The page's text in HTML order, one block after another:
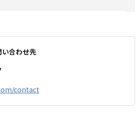
合わせ先
contact